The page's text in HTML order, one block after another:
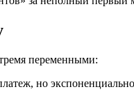
переменными:
но